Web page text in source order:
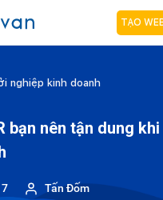
TẠO
nghiệp kinh doanh
bạn nên tận dung
Tấn Đốm